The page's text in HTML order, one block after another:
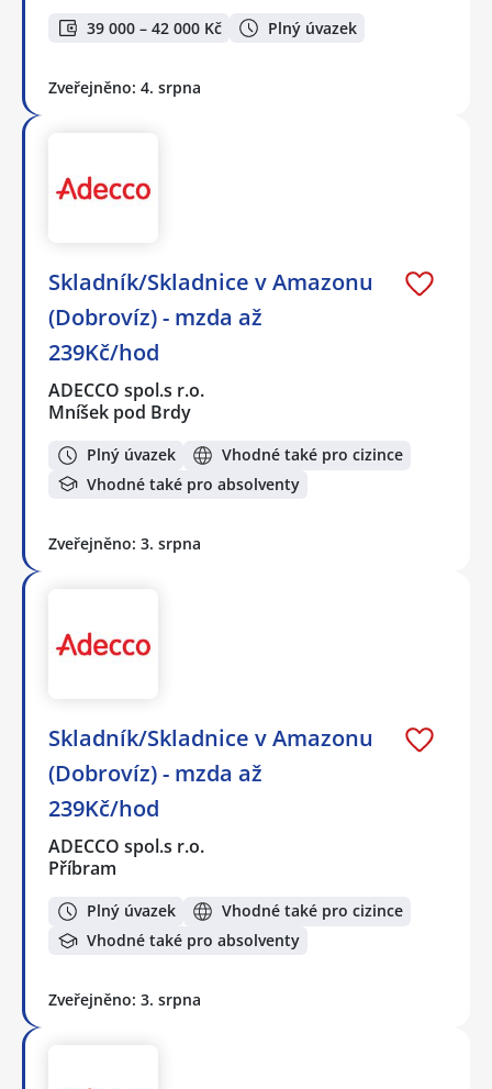
39 000 – 42 000 Kč Plný úvazek
Zveřejněno: 4. srpna
Skladník/Skladnice v Amazonu
(Dobrovíz) - mzda až
239Kč/hod
ADECCO spol.s r.o.
Mníšek pod Brdy
Plný úvazek
Vhodné také pro cizince
Vhodné také pro absolventy
Zveřejněno: 3. srpna
Skladník/Skladnice v Amazonu
(Dobrovíz) - mzda až
239Kč/hod
ADECCO spol.s r.o.
Příbram
Plný úvazek
Vhodné také pro cizince
Vhodné také pro absolventy
Zveřejněno: 3. srpna